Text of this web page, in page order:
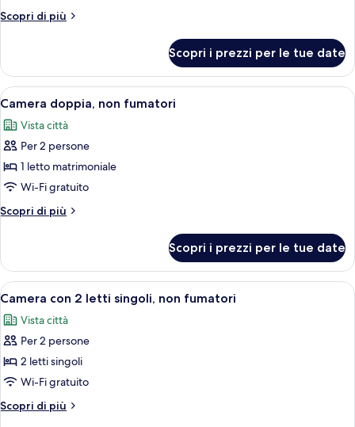
fumatori
Scopri di più
Altri
doppia,
non
fumatori
Scopri i prezzi per le tue date
Apri
tutte
le
foto
per
Camera
doppia,
non
Una piscina con lettini e ombrelloni,
13
Camera doppia, non fumatori
Vista città
Per 2 persone
1 letto matrimoniale
Wi-Fi gratuito
Scopri di più
Altri
doppia,
non
fumatori
Scopri i prezzi per le tue date
Apri
tutte
le
foto
per
Camera
con
2
Una piscina con lettini e ombrelloni,
9
Camera con 2 letti singoli, non fumatori
Vista città
Per 2 persone
2 letti singoli
Wi-Fi gratuito
Scopri di più
Altri